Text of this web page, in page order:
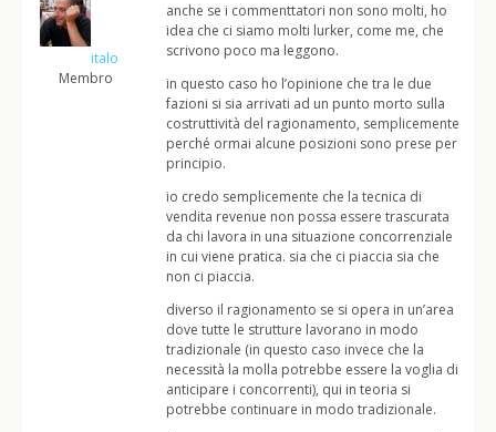
italo
Membro
anche se i commenttatori non sono molti, ho
idea che ci siamo molti lurker, come me, che
scrivono poco ma leggono.
in questo caso ho l’opinione che tra le due
fazioni si sia arrivati ad un punto morto sulla
costruttività del ragionamento, semplicemente
perché ormai alcune posizioni sono prese per
principio.
io credo semplicemente che la tecnica di
vendita revenue non possa essere trascurata
da chi lavora in una situazione concorrenziale
in cui viene pratica. sia che ci piaccia sia che
non ci piaccia.
diverso il ragionamento se si opera in un’area
dove tutte le strutture lavorano in modo
tradizionale (in questo caso invece che la
necessità la molla potrebbe essere la voglia di
anticipare i concorrenti), qui in teoria si
potrebbe continuare in modo tradizionale.